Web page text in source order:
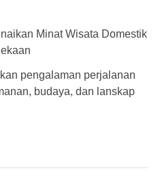
Minat Wisata Domestik
pengalaman perjalanan
budaya, dan lanskap